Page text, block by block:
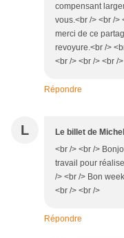
compensant
vous.<br /> <br />
merci de ce
revoyure.<br />
<br /> <br /> <br />
Répondre
L Le billet de Michel
<br /> <br />
travail pour
/> <br /> Bon
<br /> <br />
Répondre